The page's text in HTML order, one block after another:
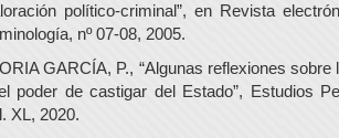
político-criminal”, en Revista
nº 07-08, 2005.
GARCÍA, P., “Algunas reflexiones
poder de castigar del Estado”, Estudios
XL, 2020.